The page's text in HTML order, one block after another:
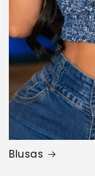
Blusas